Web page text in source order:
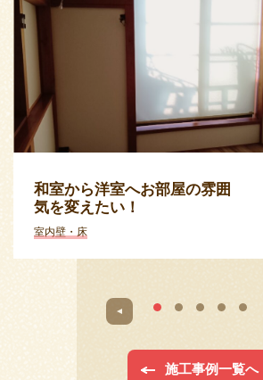
和室から洋室へお部屋の雰囲
気を変えたい！
室内壁・床
施工事例一覧へ